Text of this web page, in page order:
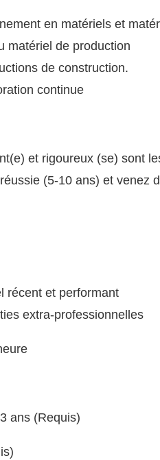
en matériels et
matériel de production
de construction.
continue
et rigoureux (se) sont
(5-10 ans) et venez
récent et performant
extra-professionnelles
ans (Requis)